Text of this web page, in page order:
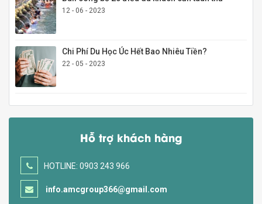
12 - 06 - 2023
Chi Phí Du Học Úc Hết Bao Nhiêu Tiền?
22 - 05 - 2023
Hỗ trợ khách hàng
HOTLINE: 0903 243 966
info.amcgroup366@gmail.com